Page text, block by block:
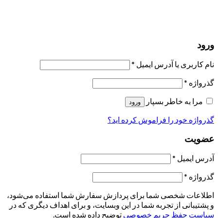
ورود
نام کاربری یا آدرس ایمیل *
گذرواژه *
مرا به خاطر بسپار
ورود
گذرواژه خود را فراموش کرده اید؟
عضویت
آدرس ایمیل *
گذرواژه *
اطلاعات شخصی شما برای پردازش سفارش شما استفاده می‌شود،
و پشتیبانی از تجربه شما در این وبسایت، و برای اهداف دیگری که در
سیاست حفظ حریم خصوصی توضیح داده شده است.